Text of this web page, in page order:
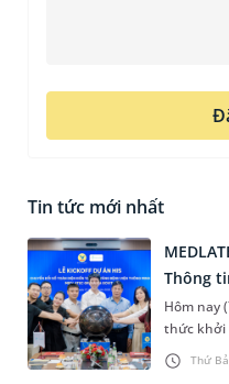
Tin tức mới nhất
Thứ
Thông
Hôm nay
thức khởi
Quản lý
System)